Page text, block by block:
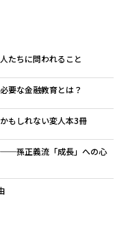
たちに問われること
要な金融教育とは？
もしれない変人本3冊
──孫正義流「成長」への心